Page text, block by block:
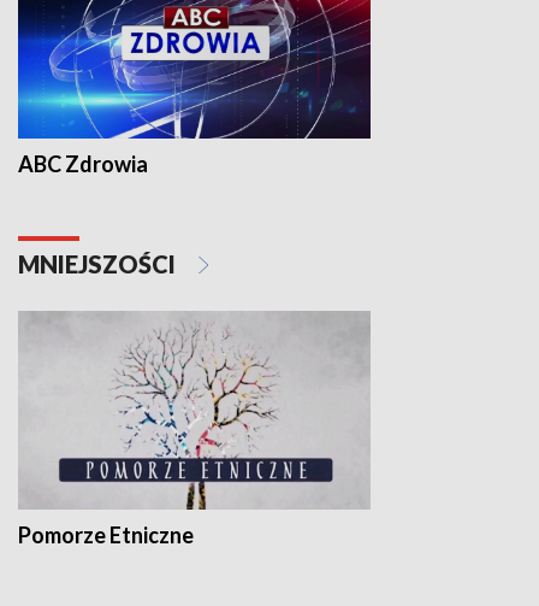
ABC Zdrowia
MNIEJSZOŚCI
Pomorze Etniczne